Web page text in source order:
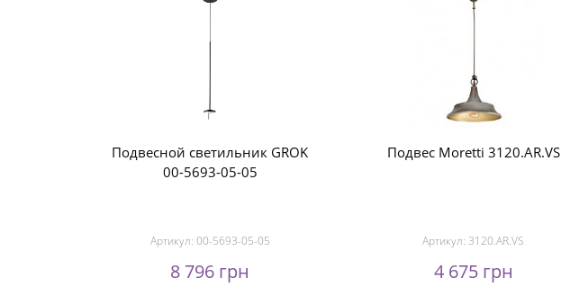
Подвесной светильник GROK
00-5693-05-05
Артикул: 00-5693-05-05
8 796 грн
Подвес Moretti 3120.AR.VS
Артикул:3120.AR.VS
4 675 грн